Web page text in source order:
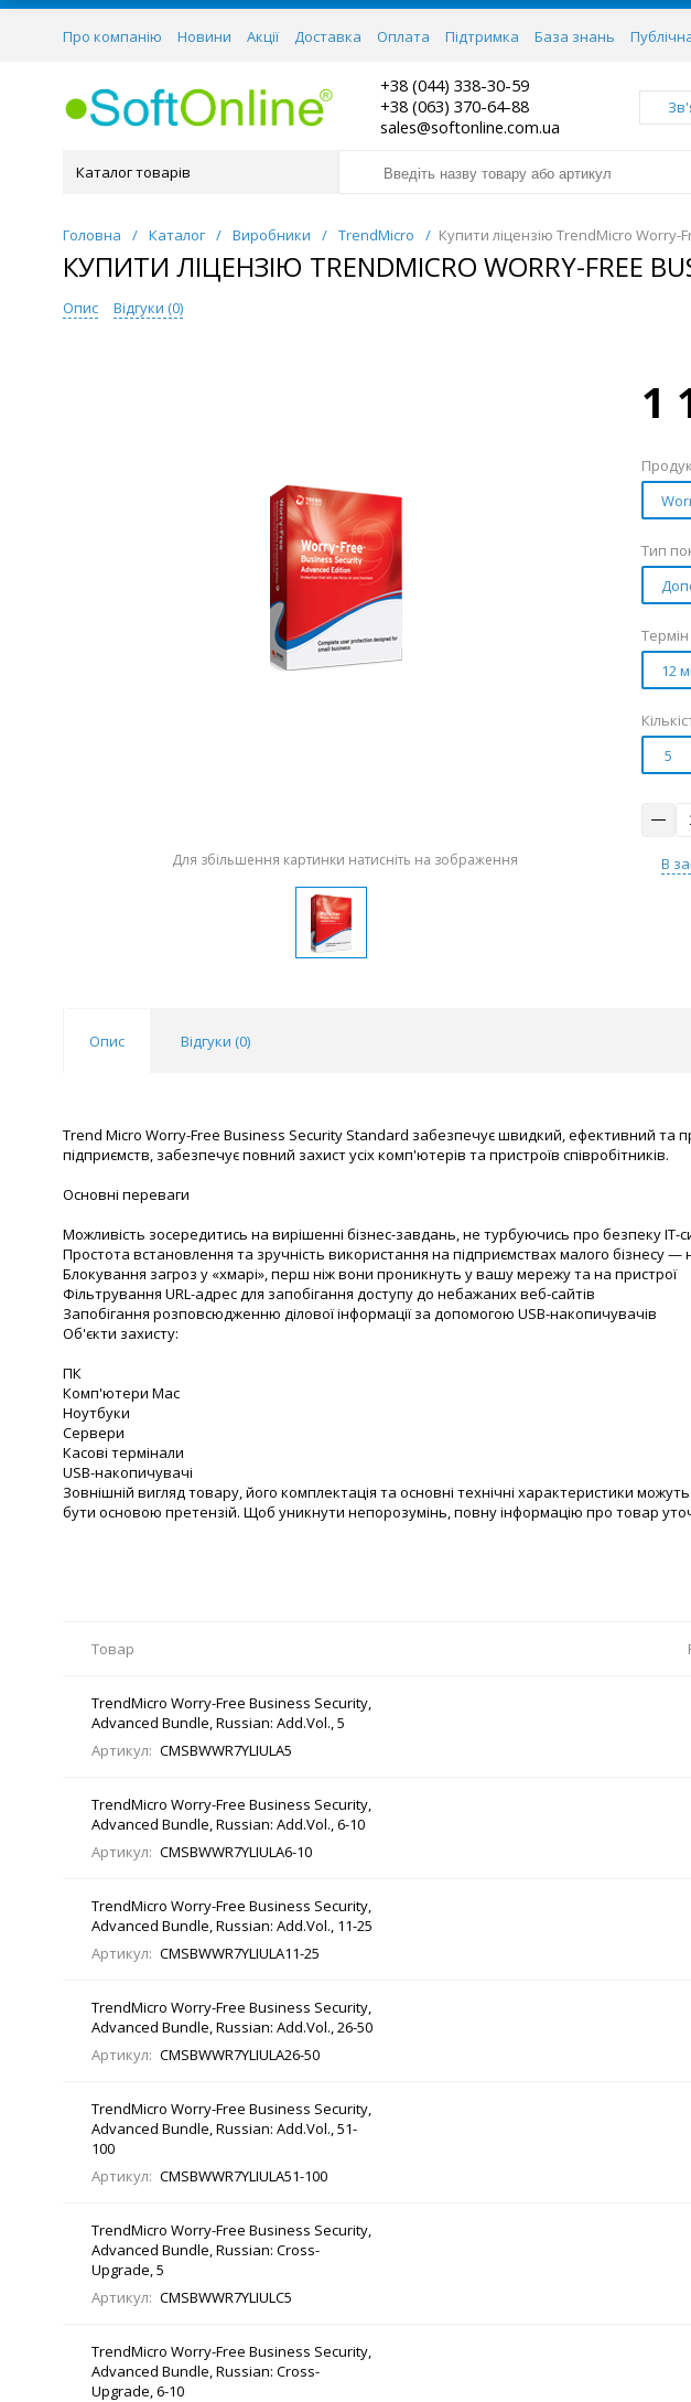
Про компанію Новини Акції Доставка Оплата Підтримка База знань
+38 (044) 338-30-59
+38 (063) 370-64-88
sales@softonline.com.ua
Каталог товарів
Головна / Каталог / Виробники / TrendMicro / Купити ліцензію TrendMicro Worry-
КУПИТИ ЛІЦЕНЗІЮ TRENDMICRO WORRY-FREE
Опис Відгуки (0)
Для збільшення картинки натисніть на зображення
1
Тип
Термін
12
5
В
Опис Відгуки (0)
Trend Micro Worry-Free Business Security Standard забезпечує швидкий, ефективний та
підприємств, забезпечує повний захист усіх комп'ютерів та пристроїв співробітників.
Основні переваги
Можливість зосередитись на вирішенні бізнес-завдань, не турбуючись про безпеку ІТ-
Простота встановлення та зручність використання на підприємствах малого бізнесу —
Блокування загроз у «хмарі», перш ніж вони проникнуть у вашу мережу та на пристрої
Фільтрування URL-адрес для запобігання доступу до небажаних веб-сайтів
Запобігання розповсюдженню ділової інформації за допомогою USB-накопичувачів
Об'єкти захисту:
ПК
Комп'ютери Mac
Ноутбуки
Сервери
Касові термінали
USB-накопичувачі
Зовнішній вигляд товару, його комплектація та основні технічні характеристики
бути основою претензій. Щоб уникнути непорозумінь, повну інформацію про товар
Товар
TrendMicro Worry-Free Business Security,
Advanced Bundle, Russian: Add.Vol., 5
Артикул: CMSBWWR7YLIULA5
TrendMicro Worry-Free Business Security,
Advanced Bundle, Russian: Add.Vol., 6-10
Артикул: CMSBWWR7YLIULA6-10
TrendMicro Worry-Free Business Security,
Advanced Bundle, Russian: Add.Vol., 11-25
Артикул: CMSBWWR7YLIULA11-25
TrendMicro Worry-Free Business Security,
Advanced Bundle, Russian: Add.Vol., 26-50
Артикул: CMSBWWR7YLIULA26-50
TrendMicro Worry-Free Business Security,
Advanced Bundle, Russian: Add.Vol., 51-
100
Артикул: CMSBWWR7YLIULA51-100
TrendMicro Worry-Free Business Security,
Advanced Bundle, Russian: Cross-
Upgrade, 5
Артикул: CMSBWWR7YLIULC5
TrendMicro Worry-Free Business Security,
Advanced Bundle, Russian: Cross-
Upgrade, 6-10